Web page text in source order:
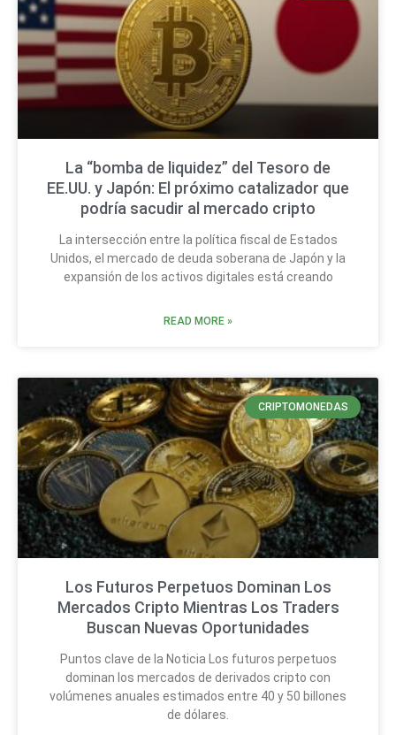
La “bomba de liquidez” del Tesoro de
EE.UU. y Japón: El próximo catalizador que
podría sacudir al mercado cripto
La intersección entre la política fiscal de Estados
Unidos, el mercado de deuda soberana de Japón y la
expansión de los activos digitales está creando
READ MORE »
CRIPTOMONEDAS
Los Futuros Perpetuos Dominan Los
Mercados Cripto Mientras Los Traders
Buscan Nuevas Oportunidades
Puntos clave de la Noticia Los futuros perpetuos
dominan los mercados de derivados cripto con
volúmenes anuales estimados entre 40 y 50 billones
de dólares.